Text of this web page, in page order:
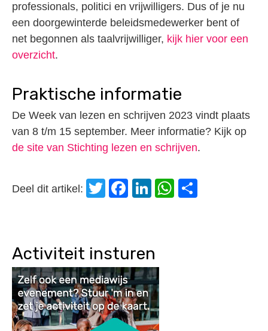
professionals, politici en vrijwilligers. Dus of je nu
een doorgewinterde beleidsmedewerker bent of
net begonnen als taalvrijwilliger, kijk hier voor een
overzicht.
Praktische informatie
De Week van lezen en schrijven 2023 vindt plaats
van 8 t/m 15 september. Meer informatie? Kijk op
de site van Stichting lezen en schrijven.
Deel dit artikel: Twitter
Facebook
LinkedIn
WhatsApp
Activiteit insturen